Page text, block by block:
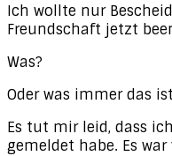
Ich wollte nur
Freundschaft jetzt
Was?
Oder was immer das
Es tut mir leid, dass
gemeldet habe. Es war